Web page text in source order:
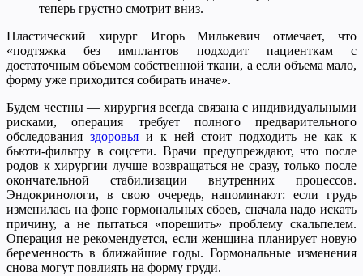
теперь грустно смотрит вниз.
Пластический хирург Игорь Милькевич отмечает, что
«подтяжка без имплантов подходит пациенткам с
достаточным объемом собственной ткани, а если объема мало,
форму уже приходится собирать иначе».
Будем честны — хирургия всегда связана с индивидуальными
рисками, операция требует полного предварительного
обследования здоровьяи к ней стоит подходить не как к
бьюти-фильтру в соцсети. Врачи предупреждают, что после
родов к хирургии лучше возвращаться не сразу, только после
окончательной стабилизации внутренних процессов.
Эндокринологи, в свою очередь, напоминают: если грудь
изменилась на фоне гормональных сбоев, сначала надо искать
причину, а не пытаться «порешить» проблему скальпелем.
Операция не рекомендуется, если женщина планирует новую
беременность в ближайшие годы. Гормональные изменения
снова могут повлиять на форму груди.